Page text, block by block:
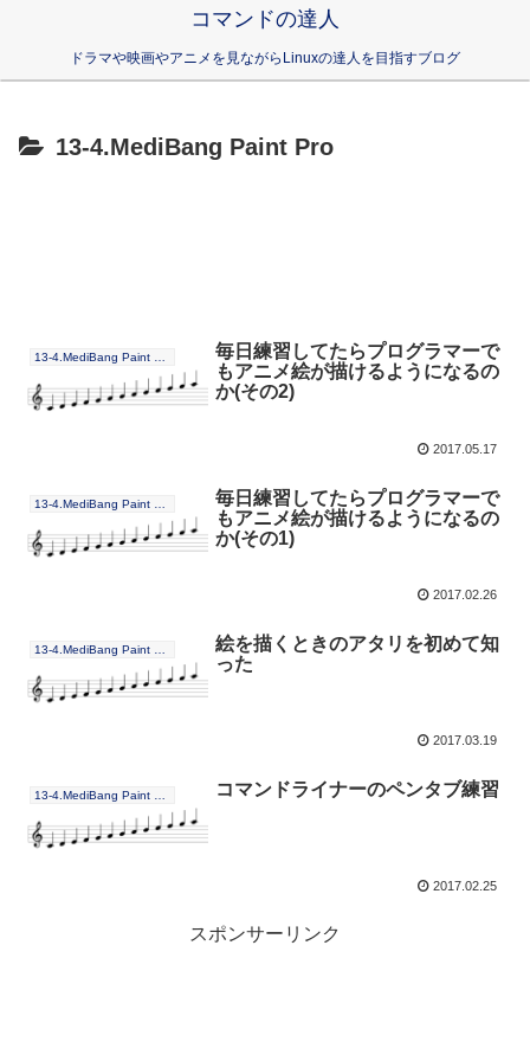
コマンドの達人
ドラマや映画やアニメを見ながらLinuxの達人を目指すブログ
13-4.MediBang Paint Pro
13-4.MediBang Paint Pro
毎日練習してたらプログラマーで
もアニメ絵が描けるようになるの
か(その2)
2017.05.17
毎日練習してたらプログラマーで
もアニメ絵が描けるようになるの
か(その1)
2017.02.26
絵を描くときのアタリを初めて知
った
2017.03.19
コマンドライナーのペンタブ練習
2017.02.25
スポンサーリンク